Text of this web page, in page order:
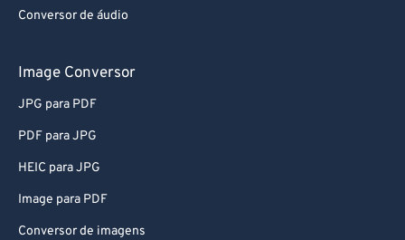
Conversor de áudio
Image Conversor
JPG para PDF
PDF para JPG
HEIC para JPG
Image para PDF
Conversor de imagens